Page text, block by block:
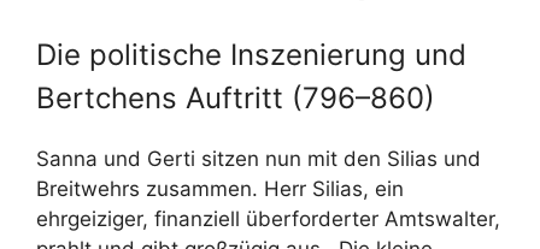
Die politische Inszenierung und
Bertchens Auftritt (796–860)
Sanna und Gerti sitzen nun mit den Silias und
Breitwehrs zusammen. Herr Silias, ein
ehrgeiziger, finanziell überforderter Amtswalter,